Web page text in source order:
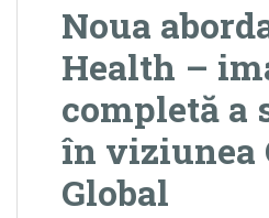
Noua
Health –
completă a
în viziunea
Global